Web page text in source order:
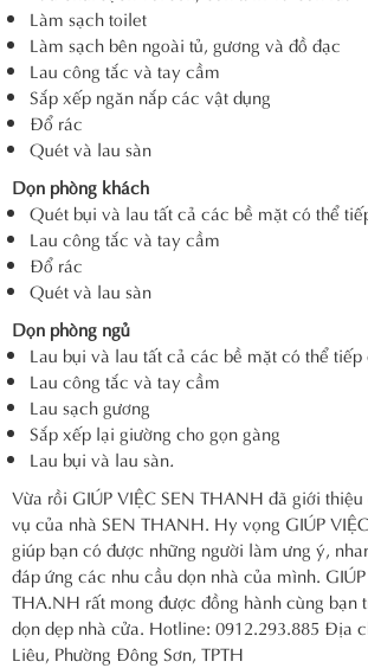
Làm sạch toilet
Làm sạch bên ngoài tủ, gương và đồ đạc
Lau công tắc và tay cầm
Sắp xếp ngăn nắp các vật dụng
Đổ rác
Quét và lau sàn
Dọn phòng khách
Quét bụi và lau tất cả các bề mặt có thể
Lau công tắc và tay cầm
Đổ rác
Quét và lau sàn
Dọn phòng ngủ
Lau bụi và lau tất cả các bề mặt có thể tiếp
Lau công tắc và tay cầm
Lau sạch gương
Sắp xếp lại giường cho gọn gàng
Lau bụi và lau sàn.
Vừa rồi GIÚP VIỆC SEN THANH đã giới
vụ của nhà SEN THANH. Hy vọng GIÚP
giúp bạn có được những người làm ưng ý,
đáp ứng các nhu cầu dọn nhà của mình.
THA.NH rất mong được đồng hành cùng bạn
dọn dẹp nhà cửa. Hotline: 0912.293.885 Địa
Liêu, Phường Đông Sơn, TPTH